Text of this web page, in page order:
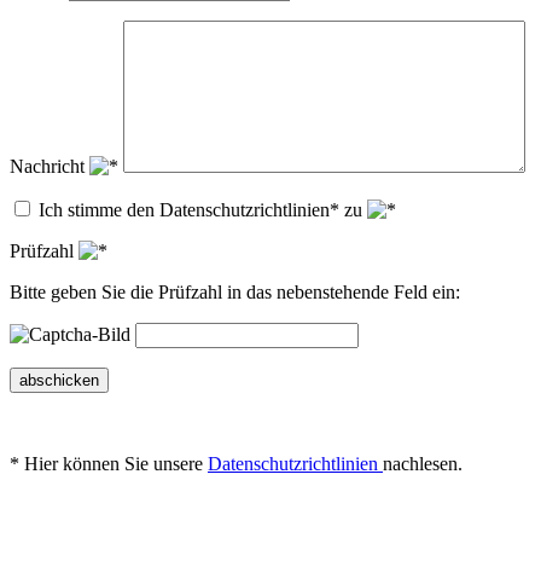
Nachricht
Ich stimme den Datenschutzrichtlinien* zu
Prüfzahl
Bitte geben Sie die Prüfzahl in das nebenstehende Feld ein:
abschicken
* Hier können Sie unsere Datenschutzrichtlinien nachlesen.